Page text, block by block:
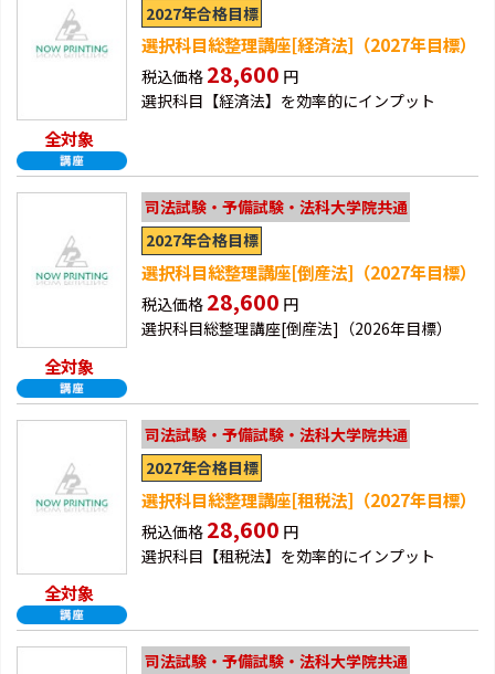
全対象
2027年合格目標
選択科目総整理講座[経済法]（2027年目標）
税込価格 28,600 円
選択科目【経済法】を効率的にインプット
全対象
司法試験・予備試験・法科大学院共通
2027年合格目標
選択科目総整理講座[倒産法]（2027年目標）
税込価格 28,600 円
選択科目総整理講座[倒産法]（2026年目標）
全対象
司法試験・予備試験・法科大学院共通
2027年合格目標
選択科目総整理講座[租税法]（2027年目標）
税込価格 28,600 円
選択科目【租税法】を効率的にインプット
司法試験・予備試験・法科大学院共通